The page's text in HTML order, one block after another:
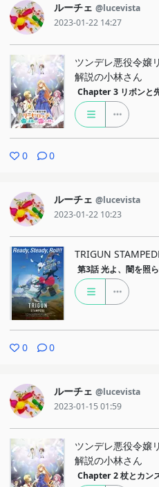
ルーチェ @lucevista
2023-01-22 14:27
ツンデレ悪役令嬢
解説の小林さん
Chapter 3 リボンと
0 0
ルーチェ @lucevista
2023-01-22 10:23
TRIGUN
第3話 光よ、闇を照
0 0
ルーチェ @lucevista
2023-01-15 01:59
ツンデレ悪役令嬢
解説の小林さん
Chapter 2 杖とカン